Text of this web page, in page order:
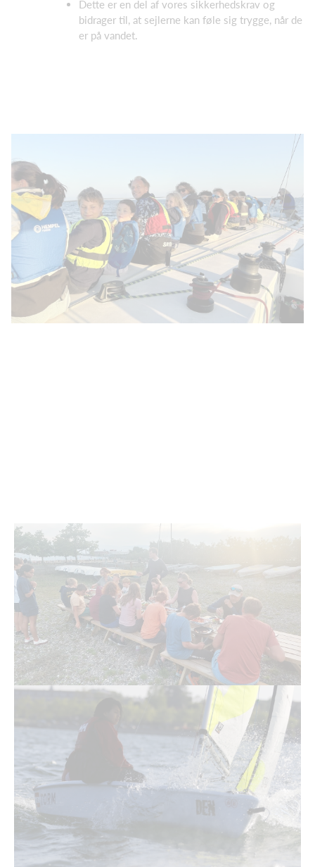
Dette er en del af vores sikkerhedskrav og
bidrager til, at sejlerne kan føle sig trygge, når de
er på vandet.